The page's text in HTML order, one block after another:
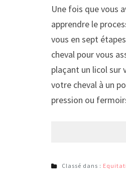
Une fois que vous
apprendre le
vous en sept
cheval pour vous
plaçant un licol sur
votre cheval à un
pression ou
Classé dans :